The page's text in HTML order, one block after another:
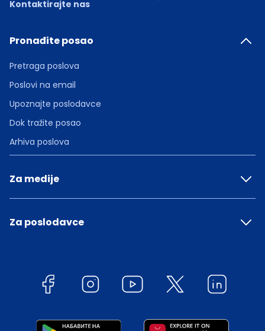
Kontaktirajte nas
Pronađite posao
Pretraga poslova
Poslovi na email
Upoznajte poslodavce
Dok tražite posao
Arhiva poslova
Za medije
Za poslodavce